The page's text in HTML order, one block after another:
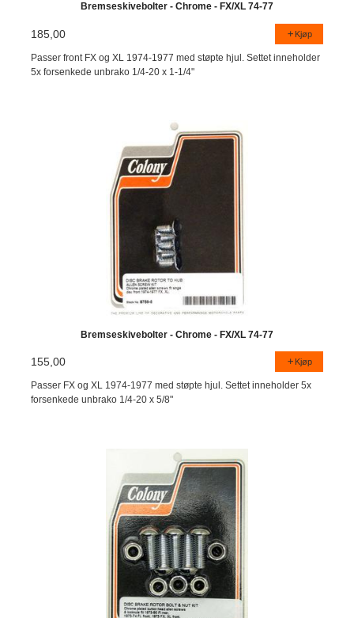
Bremseskivebolter - Chrome - FX/XL 74-77
185,00 Kjøp
Passer front FX og XL 1974-1977 med støpte hjul. Settet inneholder
5x forsenkede unbrako 1/4-20 x 1-1/4"
Bremseskivebolter - Chrome - FX/XL 74-77
155,00 Kjøp
Passer FX og XL 1974-1977 med støpte hjul. Settet inneholder 5x
forsenkede unbrako 1/4-20 x 5/8"